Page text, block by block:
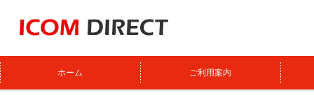
ホーム ご利用案内